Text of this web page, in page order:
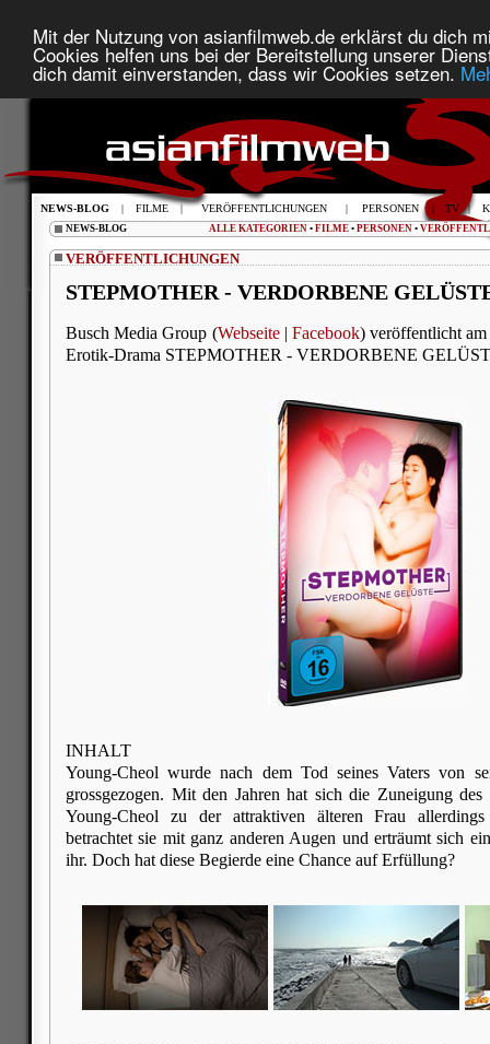
Mit der Nutzung von asianfilmweb.de erklärst du dich
Cookies helfen uns bei der Bereitstellung unserer
dich damit einverstanden, dass wir Cookies setzen.
NEWS-BLOG | FILME | VERÖFFENTLICHUNGEN | PERSONEN | TV |
ALLE KATEGORIEN • FILME • PERSONEN •
NEWS-BLOG
VERÖFFENTLICHUNGEN
STEPMOTHER - VERDORBENE
Busch Media Group (Webseite| Facebook) veröffentlicht
Erotik-Drama STEPMOTHER - VERDORBENE
INHALT
Young-Cheol wurde nach dem Tod seines Vaters von
grossgezogen. Mit den Jahren hat sich die Zuneigung des
Young-Cheol zu der attraktiven älteren Frau
betrachtet sie mit ganz anderen Augen und erträumt sich
ihr. Doch hat diese Begierde eine Chance auf Erfüllung?